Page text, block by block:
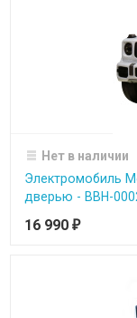
Нет в наличии
Электромобиль
дверью - BBH-
16 990 ₽